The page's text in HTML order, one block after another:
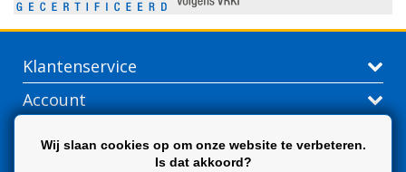
Klantenservice
Account
Wij slaan cookies op om onze website te verbeteren.
Is dat akkoord?